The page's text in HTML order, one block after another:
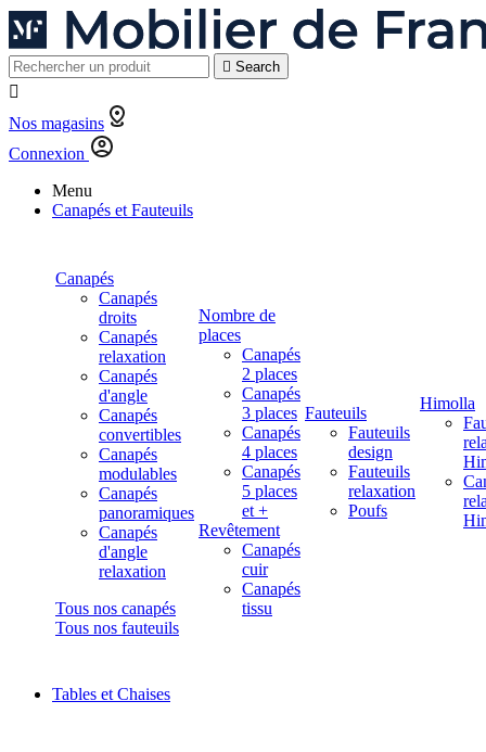
 Search

Nos magasins
Connexion
Menu
Canapés et Fauteuils
Canapés
Canapés
droits
Canapés
relaxation
Canapés
d'angle
Canapés
convertibles
Canapés
modulables
Canapés
panoramiques
Canapés
d'angle
relaxation
Tous nos canapés
Tous nos fauteuils
Nombre de
places
Canapés
2 places
Canapés
3 places
Canapés
4 places
Canapés
5 places
et +
Revêtement
Canapés
cuir
Canapés
tissu
Fauteuils
Fauteuils
design
Fauteuils
relaxation
Poufs
Himolla
Tables et Chaises